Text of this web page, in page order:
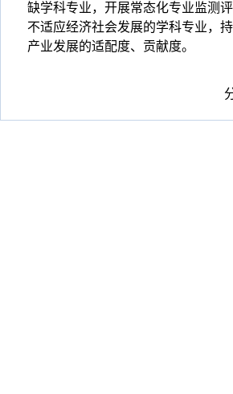
缺学科专业，开展常态化专业监测
不适应经济社会发展的学科专业，
产业发展的适配度、贡献度。